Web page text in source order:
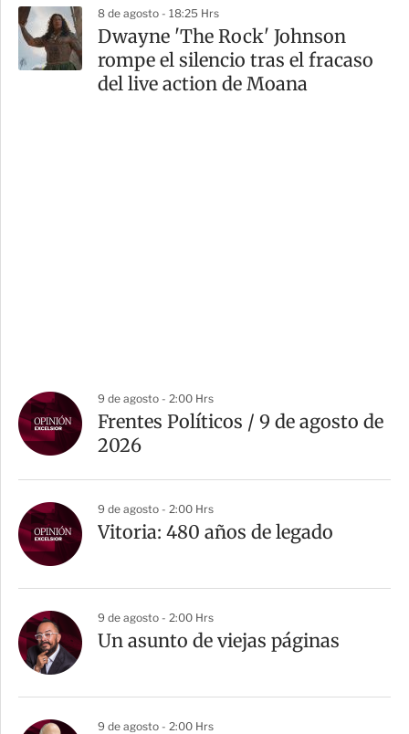
8 de agosto - 18:25 Hrs
Dwayne 'The Rock' Johnson
rompe el silencio tras el fracaso
del live action de Moana
9 de agosto - 2:00 Hrs
Frentes Políticos / 9 de agosto de
2026
9 de agosto - 2:00 Hrs
Vitoria: 480 años de legado
9 de agosto - 2:00 Hrs
Un asunto de viejas páginas
9 de agosto - 2:00 Hrs